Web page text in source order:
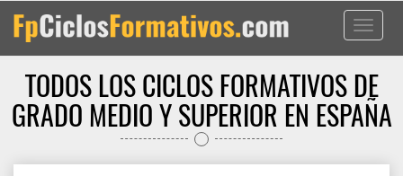
Toggle
TODOS LOS CICLOS FORMATIVOS DE
GRADO MEDIO Y SUPERIOR EN ESPAÑA